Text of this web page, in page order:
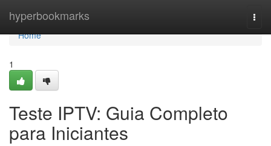
hyperbookmarks
Home
Home
1
Teste IPTV: Guia Completo
para Iniciantes